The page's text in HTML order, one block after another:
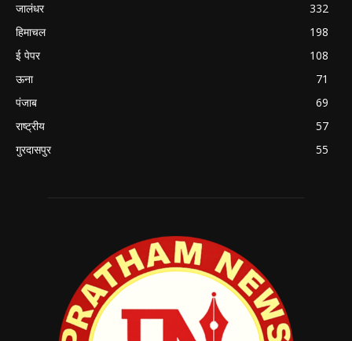
जालंधर
332
हिमाचल
198
ई पेपर
108
ऊना
71
पंजाब
69
राष्ट्रीय
57
गुरदासपुर
55